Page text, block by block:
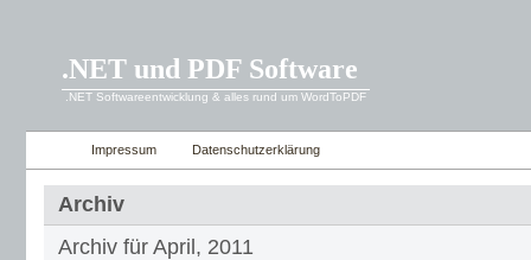
.NET und PDF Software
.NET Softwareentwicklung & alles rund um WordToPDF
Impressum Datenschutzerklärung
Archiv
Archiv für April, 2011